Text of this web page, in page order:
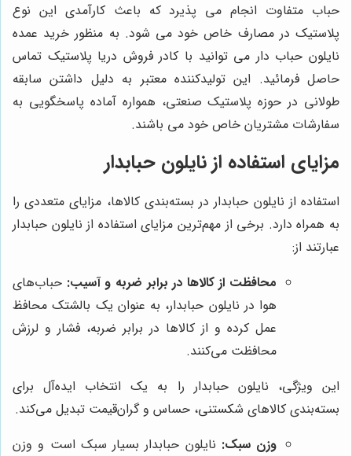
حباب متفاوت انجام می پذیرد که باعث کارآمدی این نوع
پلاستیک در مصارف خاص خود می شود. به منظور خرید عمده
نایلون حباب دار می توانید با کادر فروش دریا پلاستیک تماس
حاصل فرمائید. این تولیدکننده معتبر به دلیل داشتن سابقه
طولانی در حوزه پلاستیک صنعتی، همواره آماده پاسخگویی به
سفارشات مشتریان خاص خود می باشند.
مزایای استفاده از نایلون حبابدار
استفاده از نایلون حبابدار در بسته‌بندی کالاها، مزایای متعددی را
به همراه دارد. برخی از مهم‌ترین مزایای استفاده از نایلون حبابدار
عبارتند از:
محافظت از کالاها در برابر ضربه و آسیب: حباب‌های
هوا در نایلون حبابدار، به عنوان یک بالشتک محافظ
عمل کرده و از کالاها در برابر ضربه، فشار و لرزش
محافظت می‌کنند.
این ویژگی، نایلون حبابدار را به یک انتخاب ایده‌آل برای
بسته‌بندی کالاهای شکستنی، حساس و گران‌قیمت تبدیل می‌کند.
وزن سبک: نایلون حبابدار بسیار سبک است و وزن